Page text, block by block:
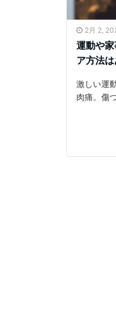
2月 2,
運動や
ア方法は
激しい運
肉痛。傷